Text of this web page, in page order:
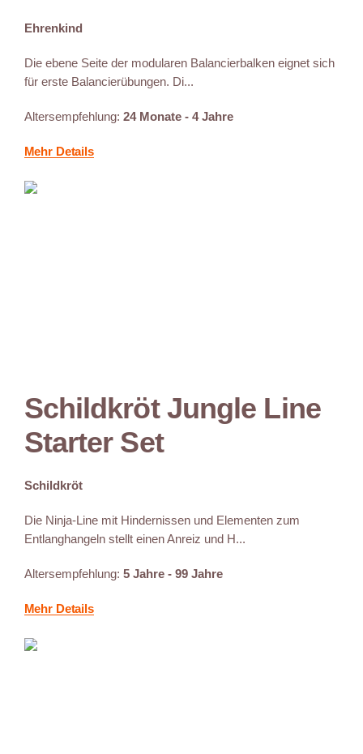
Ehrenkind
Die ebene Seite der modularen Balancierbalken eignet sich
für erste Balancierübungen. Di...
Altersempfehlung: 24 Monate - 4 Jahre
Mehr Details
Schildkröt Jungle Line
Starter Set
Schildkröt
Die Ninja-Line mit Hindernissen und Elementen zum
Entlanghangeln stellt einen Anreiz und H...
Altersempfehlung: 5 Jahre - 99 Jahre
Mehr Details